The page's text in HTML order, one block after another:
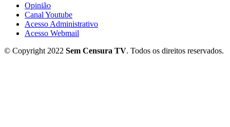
Opinião
Canal Youtube
Acesso Administrativo
Acesso Webmail
© Copyright 2022 Sem Censura TV. Todos os direitos reservados.